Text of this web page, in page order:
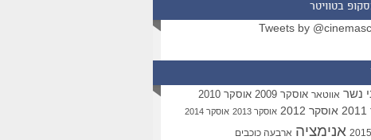
בטוויטר
Tweets by
נשר אווטאר אוסקר 2009 אוסקר 2010
אוסקר 2012 אוסקר 2013 אוסקר 2014
אנימציה ארבעה כוכבים